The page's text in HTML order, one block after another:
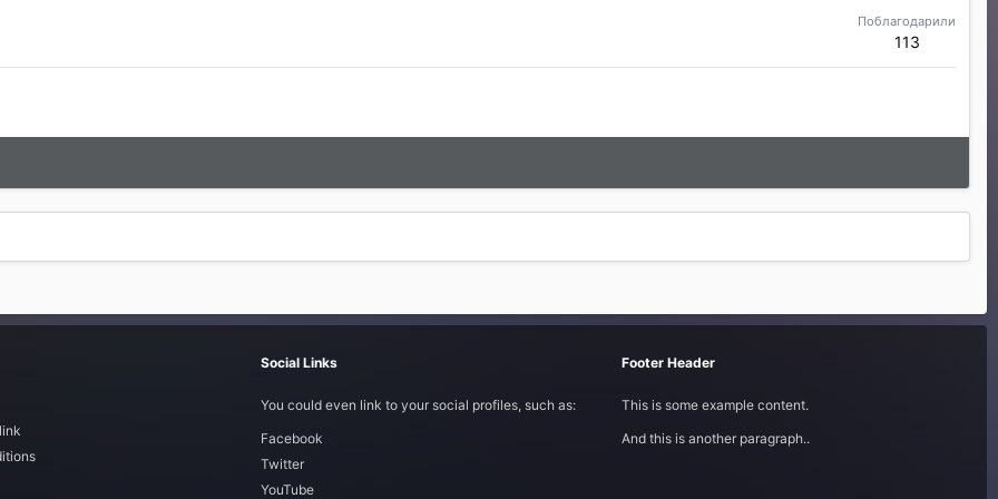
Поблагодарили
113
Social Links
You could even link to your social profiles, such as:
Facebook
Twitter
YouTube
Footer Header
This is some example content.
And this is another paragraph..